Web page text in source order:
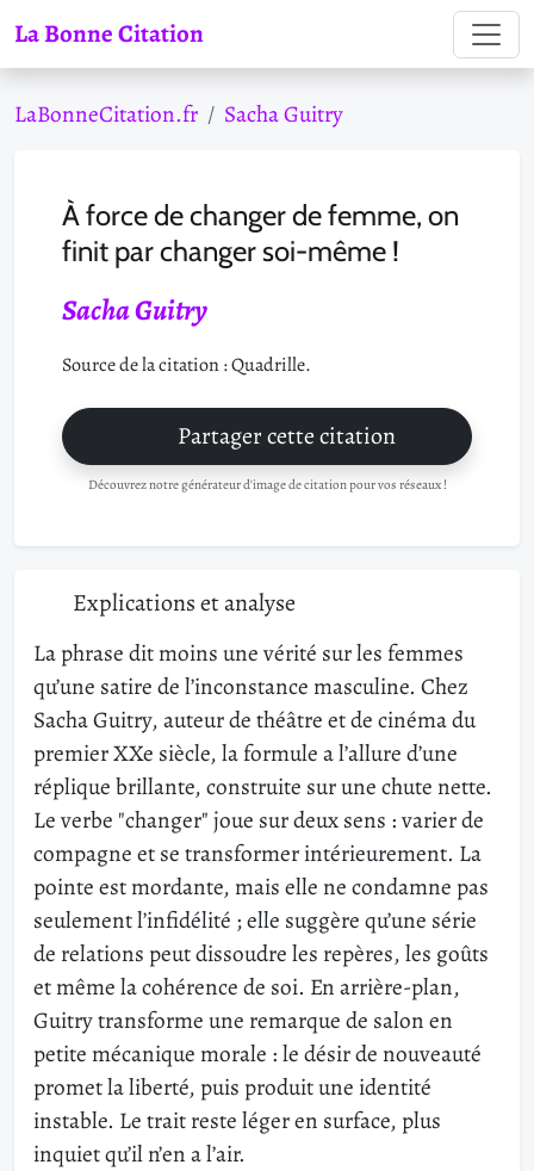
La Bonne Citation
LaBonneCitation.fr Sacha Guitry
À force de changer de femme, on
finit par changer soi-même !
Sacha Guitry
Source de la citation : Quadrille.
Partager cette citation
Découvrez notre générateur d'image de citation pour vos réseaux !
Explications et analyse
La phrase dit moins une vérité sur les femmes
qu’une satire de l’inconstance masculine. Chez
Sacha Guitry, auteur de théâtre et de cinéma du
premier XXe siècle, la formule a l’allure d’une
réplique brillante, construite sur une chute nette.
Le verbe "changer" joue sur deux sens : varier de
compagne et se transformer intérieurement. La
pointe est mordante, mais elle ne condamne pas
seulement l’infidélité ; elle suggère qu’une série
de relations peut dissoudre les repères, les goûts
et même la cohérence de soi. En arrière-plan,
Guitry transforme une remarque de salon en
petite mécanique morale : le désir de nouveauté
promet la liberté, puis produit une identité
instable. Le trait reste léger en surface, plus
inquiet qu’il n’en a l’air.